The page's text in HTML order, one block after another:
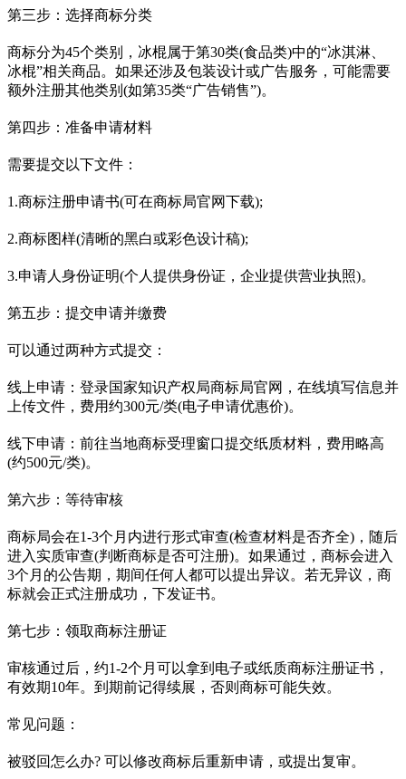
第三步：选择商标分类
商标分为45个类别，冰棍属于第30类(食品类)中的“冰淇淋、
冰棍”相关商品。如果还涉及包装设计或广告服务，可能需要
额外注册其他类别(如第35类“广告销售”)。
第四步：准备申请材料
需要提交以下文件：
1.商标注册申请书(可在商标局官网下载);
2.商标图样(清晰的黑白或彩色设计稿);
3.申请人身份证明(个人提供身份证，企业提供营业执照)。
第五步：提交申请并缴费
可以通过两种方式提交：
线上申请：登录国家知识产权局商标局官网，在线填写信息并
上传文件，费用约300元/类(电子申请优惠价)。
线下申请：前往当地商标受理窗口提交纸质材料，费用略高
(约500元/类)。
第六步：等待审核
商标局会在1-3个月内进行形式审查(检查材料是否齐全)，随后
进入实质审查(判断商标是否可注册)。如果通过，商标会进入
3个月的公告期，期间任何人都可以提出异议。若无异议，商
标就会正式注册成功，下发证书。
第七步：领取商标注册证
审核通过后，约1-2个月可以拿到电子或纸质商标注册证书，
有效期10年。到期前记得续展，否则商标可能失效。
常见问题：
被驳回怎么办? 可以修改商标后重新申请，或提出复审。